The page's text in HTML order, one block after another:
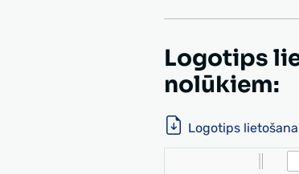
Logotips
nolūkiem:
Logotips